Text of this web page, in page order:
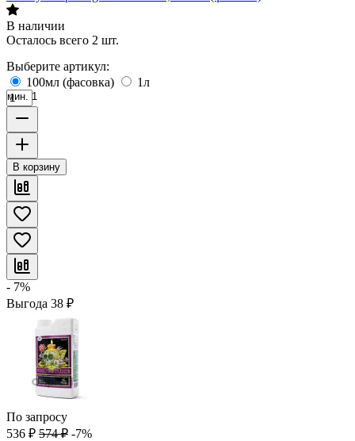
В наличии
Осталось всего 2 шт.
Выберите артикул:
100мл (фасовка)
1л
мин. 1
В корзину
- 7%
Выгода 38 ₽
По запросу
536 ₽ 574 ₽ -7%